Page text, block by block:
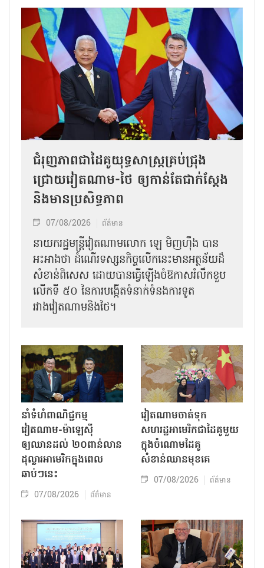
ជំរុញភាពជាដៃគូយុទ្ធសាស្ត្រគ្រប់ជ្រុង
ជ្រោយវៀតណាម-ថៃ ឲ្យកាន់តែជាក់ស្ដែង
និងមានប្រសិទ្ធភាព
07/08/2026 ព័ត៌មាន
នាយករដ្ឋមន្ត្រីវៀតណាមលោក ឡេ មិញហ៊ឹង បាន
អះអាងថា ដំណើរទស្សនកិច្ចលើកនេះមានអត្ថន័យដ៏
សំខាន់ពិសេស ដោយបានធ្វើឡើងចំឱកាសរំលឹកខួប
លើកទី ៥០ នៃការបង្កើតទំនាក់ទំនងការទូត
រវាងវៀតណាមនិងថៃ។
នាំទំហំពាណិជ្ជកម្ម
វៀតណាម-ម៉ាឡេស៊ី
ឲ្យឈានដល់ ២០ពាន់លាន
ដុល្លារអាមេរិកក្នុងពេល
ឆាប់ៗនេះ
07/08/2026 ព័ត៌មាន
វៀតណាមចាត់ទុក
សហរដ្ឋអាមេរិកជាដៃគូមួយ
ក្នុងចំណោមដៃគូ
សំខាន់ឈានមុខគេ
07/08/2026 ព័ត៌មាន